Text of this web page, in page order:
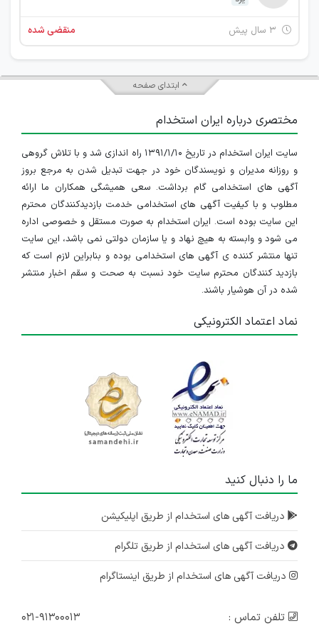
منقضی شده
ابتدای صفحه
مختصری درباره ایران استخدام
سایت ایران استخدام در تاریخ ۱۳۹۱/۱/۱۰ راه اندازی شد و با تلاش گروهی
و روزانه مدیران و نویسندگان خود در جهت تبدیل شدن به مرجع بروز
آگهی های استخدامی گام برداشت. سعی همیشگی همکاران ما ارائه
مطلوب و با کیفیت آگهی های استخدامی خدمت بازدیدکنندگان محترم
این سایت بوده است. ایران استخدام به صورت مستقل و خصوصی اداره
می شود و وابسته به هیچ نهاد و یا سازمان دولتی نمی باشد، این سایت
تنها منتشر کننده ی آگهی های استخدامی بوده و بنابراین لازم است که
بازدید کنندگان محترم سایت خود نسبت به صحت و سقم اخبار منتشر
شده در آن هوشیار باشند.
نماد اعتماد الکترونیکی
ما را دنبال کنید
دریافت آگهی های استخدام از طریق اپلیکیشن
دریافت آگهی های استخدام از طریق تلگرام
دریافت آگهی های استخدام از طریق اینستاگرام
تلفن تماس : ۰۲۱-۹۱۳۰۰۰۱۳